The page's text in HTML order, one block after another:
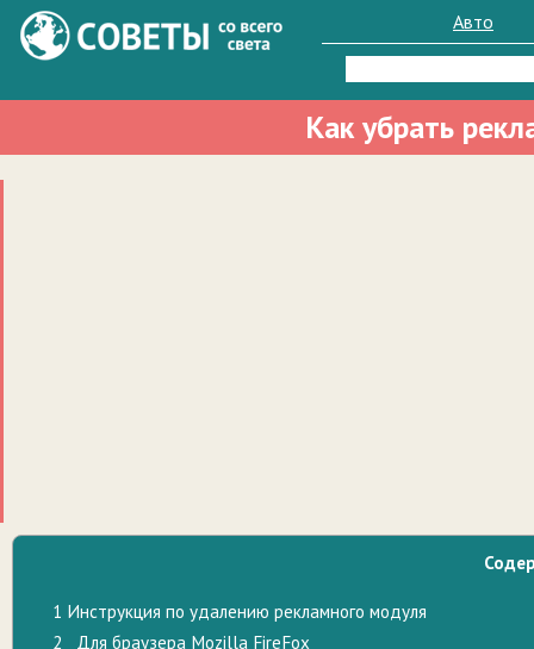
Авто
Найти:
Как убрать
1 Инструкция по удалению рекламного модуля
2 Для браузера Mozilla FireFox